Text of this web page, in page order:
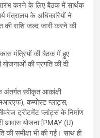
करने के लिए बैठक में सार्थक
मंत्रालय के अधिकारियों ने
राशि जल्द जारी करने की
स्वीकृत आकांक्षी
कम्पोस्ट प्लांट्स,
ट्रीटमेंट प्लांट्स के निर्माण
आवास योजना [PMAY (U)
की समीक्षा भी की गई। साथ ही